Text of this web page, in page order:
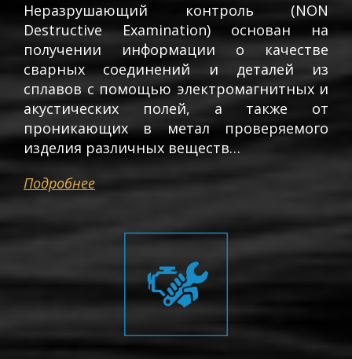
Неразрушающий контроль (NON
Destructive Examination) основан на
получении информации о качестве
сварных соединений и деталей из
сплавов с помощью электромагнитных и
акустических полей, а также от
проникающих в метал проверяемого
изделия различных веществ…
Подробнее